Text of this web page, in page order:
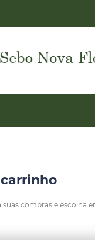
suas compras e escolha